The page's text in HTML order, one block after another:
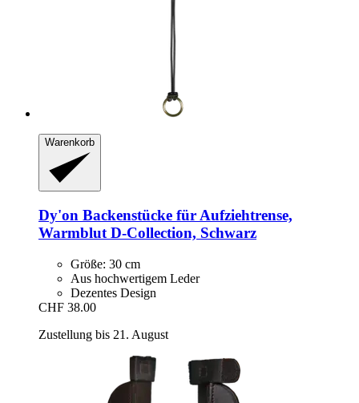
Warenkorb
Dy'on Backenstücke für Aufziehtrense,
Warmblut D-​Collection, Schwarz
Größe: 30 cm
Aus hochwertigem Leder
Dezentes Design
CHF 38.00
Zustellung bis 21. August